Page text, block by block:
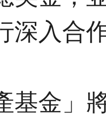
深入合
基金」